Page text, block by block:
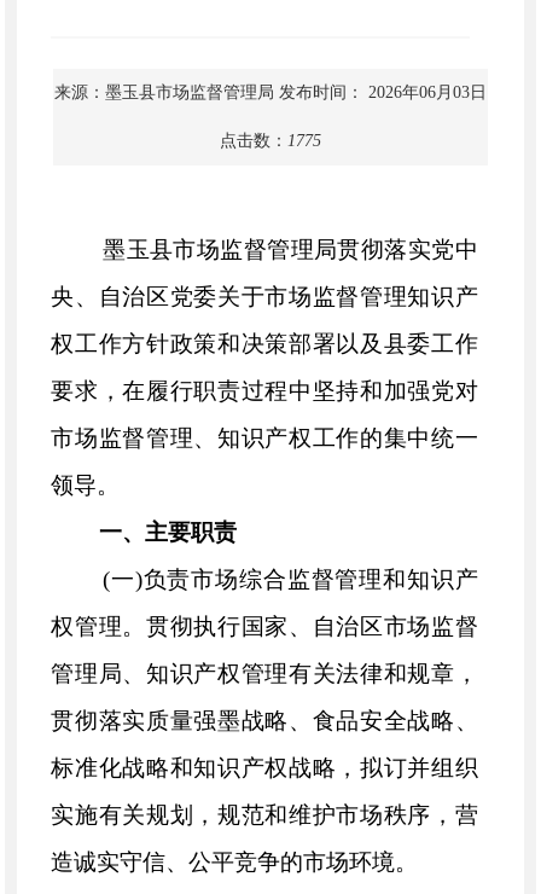
来源：墨玉县市场监督管理局 发布时间： 2026年06月03日
点击数： 1775
墨玉县市场监督管理局贯彻落实党中
央、自治区党委关于市场监督管理知识产
权工作方针政策和决策部署以及县委工作
要求，在履行职责过程中坚持和加强党对
市场监督管理、知识产权工作的集中统一
领导。
一、主要职责
(一)负责市场综合监督管理和知识产
权管理。贯彻执行国家、
自治区市场监督
管理局、知识产权管理有关法律和规章，
贯彻落实质量强墨战略、食品安全战略、
标准化战略和知识产权战略，拟订并组织
实施有关规划，规范和维护市场秩序，营
造诚实守信、公平竞争的市场环境。